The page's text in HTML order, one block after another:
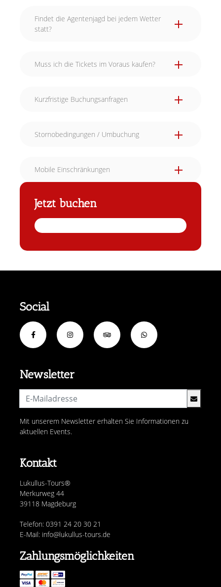
Findet die Agentenjagd bei jedem Wetter
statt?
Muss ich die Tickets im Voraus kaufen?
Kurzfristige Buchungsanfragen
Stornobedingungen / Umbuchung
Mobile Einschränkungen
Jetzt buchen
Kontakt
Lukullus-Tours®
Merkurweg 44
39118 Magdeburg
Telefon: 0391 24 20 30 21
E-Mail: info@lukullus-tours.de
Newsletter
Mit unserem Newsletter erhalten Sie Informationen zu
aktuellen Events.
Social
Zahlungsmöglichkeiten